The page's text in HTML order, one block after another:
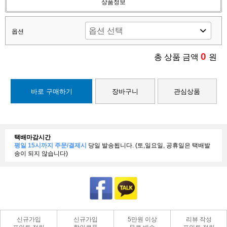
상품정보
옵션
총 상품 금액 0 원
바로 구매하기 장바구니 관심상품
택배마감시간
평일 15시까지 주문/결제시 당일 발송됩니다. (토,일요일, 공휴일은 택배발
송이 되지 않습니다)
신규가입
신규가입
5만원 이상
리뷰 작성